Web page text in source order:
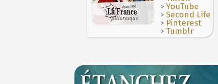
Le masque de l'ingérence ou le peuple
>YouTube
>Second Life
> Pinterest
>Tumblr